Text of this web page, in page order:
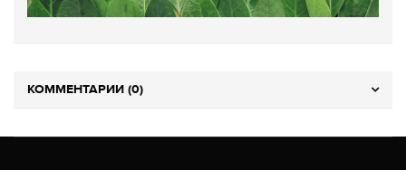
КОММЕНТАРИИ (0)